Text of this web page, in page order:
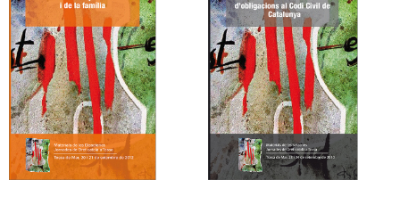
variants.
Les
opcions
es
poden
triar
a
la
pàgina
del